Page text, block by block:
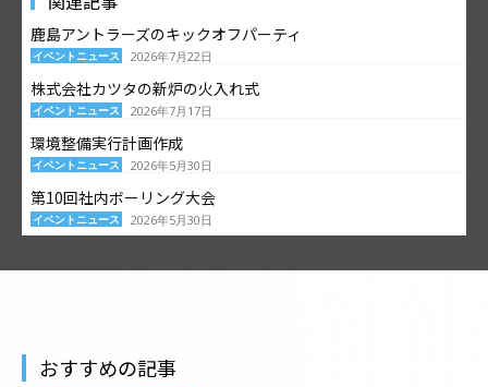
鹿島アントラーズのキックオフパーティ
イベントニュース 2026年7月22日
株式会社カツタの新炉の火入れ式
イベントニュース 2026年7月17日
環境整備実行計画作成
イベントニュース 2026年5月30日
第10回社内ボーリング大会
イベントニュース 2026年5月30日
おすすめの記事